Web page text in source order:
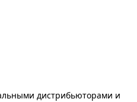
дистрибьюторами и